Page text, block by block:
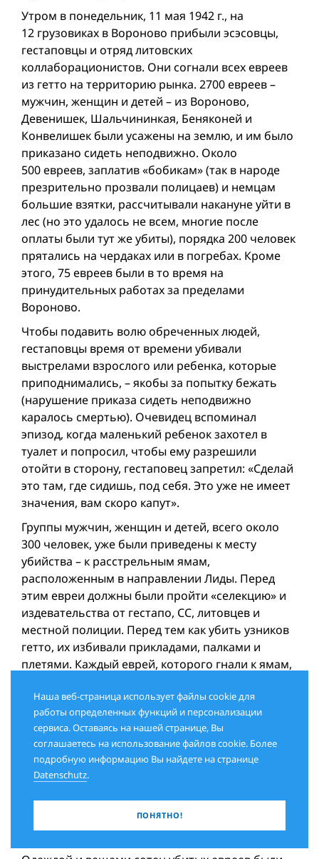
Утром в понедельник, 11 мая 1942 г., на
12 грузовиках в Вороново прибыли эсэсовцы,
гестаповцы и отряд литовских
коллаборационистов. Они согнали всех евреев
из гетто на территорию рынка. 2700 евреев –
мужчин, женщин и детей – из Вороново,
Девенишек, Шальчининкая, Беняконей и
Конвелишек были усажены на землю, и им было
приказано сидеть неподвижно. Около
500 евреев, заплатив «бобикам» (так в народе
презрительно прозвали полицаев) и немцам
большие взятки, рассчитывали накануне уйти в
лес (но это удалось не всем, многие после
оплаты были тут же убиты), порядка 200 человек
прятались на чердаках или в погребах. Кроме
этого, 75 евреев были в то время на
принудительных работах за пределами
Вороново.
Чтобы подавить волю обреченных людей,
гестаповцы время от времени убивали
выстрелами взрослого или ребенка, которые
приподнимались, – якобы за попытку бежать
(нарушение приказа сидеть неподвижно
каралось смертью). Очевидец вспоминал
эпизод, когда маленький ребенок захотел в
туалет и попросил, чтобы ему разрешили
отойти в сторону, гестаповец запретил: «Сделай
это там, где сидишь, под себя. Это уже не имеет
значения, вам скоро капут».
Группы мужчин, женщин и детей, всего около
300 человек, уже были приведены к месту
убийства – к расстрельным ямам,
расположенным в направлении Лиды. Перед
этим евреи должны были пройти «селекцию» и
издевательства от гестапо, СС, литовцев и
местной полиции. Перед тем как убить узников
гетто, их избивали прикладами, палками и
плетями. Каждый еврей, которого гнали к ямам,
полубессознательном состоянии. Последнюю
группу убийцы даже не разделяли – один из
немецких офицеров крикнул: «Хватит мусора!», и
всех остальных евреев погнали к месту
убийства. Оставшиеся на рынке евреи (около
800 человек), сидя на земле, слышали
пулеметные очереди, убивающие их родных и
друзей, и последние крики умирающих:
«Слушай, Израиль!».
Наша веб-страница использует файлы cookie для
работы определенных функций и персонализации
сервиса. Оставаясь на нашей странице, Вы
соглашаетесь на использование файлов cookie. Более
подробную информацию Вы найдете на странице
Datenschutz.
ПОНЯТНО!